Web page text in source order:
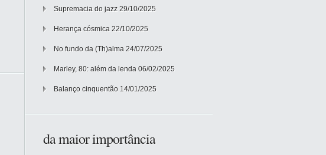
Supremacia do jazz 29/10/2025
Herança cósmica 22/10/2025
No fundo da (Th)alma 24/07/2025
Marley, 80: além da lenda 06/02/2025
Balanço cinquentão 14/01/2025
da maior importância